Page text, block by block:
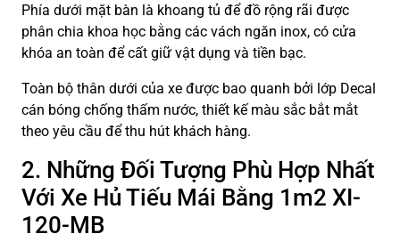
Phía dưới mặt bàn là khoang tủ để đồ rộng rãi được
phân chia khoa học bằng các vách ngăn inox, có cửa
khóa an toàn để cất giữ vật dụng và tiền bạc.
Toàn bộ thân dưới của xe được bao quanh bởi lớp Decal
cán bóng chống thấm nước, thiết kế màu sắc bắt mắt
theo yêu cầu để thu hút khách hàng.
2. Những Đối Tượng Phù Hợp Nhất
Với Xe Hủ Tiếu Mái Bằng 1m2 XI-
120-MB